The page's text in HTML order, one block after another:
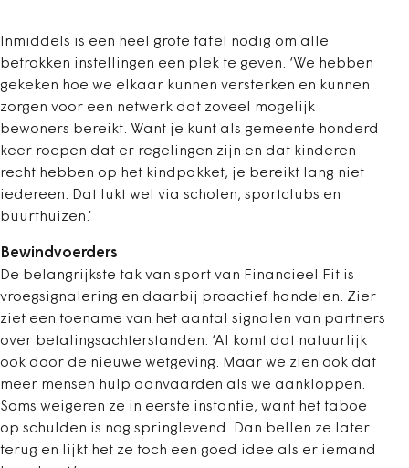
Inmiddels is een heel grote tafel nodig om alle
betrokken instellingen een plek te geven. ‘We hebben
gekeken hoe we elkaar kunnen versterken en kunnen
zorgen voor een netwerk dat zoveel mogelijk
bewoners bereikt. Want je kunt als gemeente honderd
keer roepen dat er regelingen zijn en dat kinderen
recht hebben op het kindpakket, je bereikt lang niet
iedereen. Dat lukt wel via scholen, sportclubs en
buurthuizen.’
Bewindvoerders
De belangrijkste tak van sport van Financieel Fit is
vroegsignalering en daarbij proactief handelen. Zier
ziet een toename van het aantal signalen van partners
over betalingsachterstanden. ‘Al komt dat natuurlijk
ook door de nieuwe wetgeving. Maar we zien ook dat
meer mensen hulp aanvaarden als we aankloppen.
Soms weigeren ze in eerste instantie, want het taboe
op schulden is nog springlevend. Dan bellen ze later
terug en lijkt het ze toch een goed idee als er iemand